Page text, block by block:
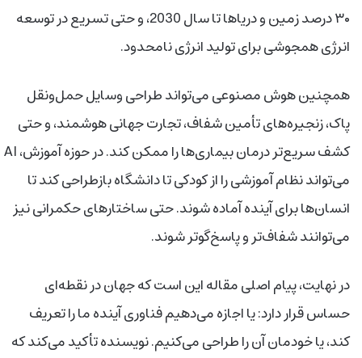
۳۰ درصد زمین و دریاها تا سال 2030، و حتی تسریع در توسعه
انرژی همجوشی برای تولید انرژی نامحدود.
همچنین هوش مصنوعی می‌تواند طراحی وسایل حمل‌ونقل
پاک، زنجیره‌های تأمین شفاف، تجارت جهانی هوشمند، و حتی
کشف سریع‌تر درمان بیماری‌ها را ممکن کند. در حوزه آموزش، AI
می‌تواند نظام آموزشی را از کودکی تا دانشگاه بازطراحی کند تا
انسان‌ها برای آینده آماده شوند. حتی ساختارهای حکمرانی نیز
می‌توانند شفاف‌تر و پاسخ‌گوتر شوند.
در نهایت، پیام اصلی مقاله این است که جهان در نقطه‌ای
حساس قرار دارد: یا اجازه می‌دهیم فناوری آینده ما را تعریف
کند، یا خودمان آن را طراحی می‌کنیم. نویسنده تأکید می‌کند که